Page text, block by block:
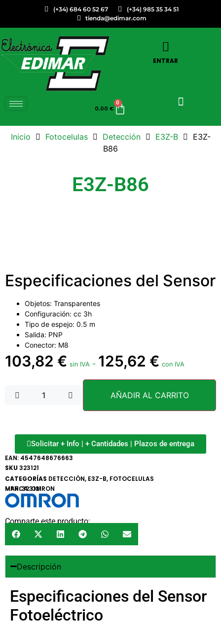
(+34) 684 60 52 67
(+34) 985 35 34 51
tienda@edimar.com
ENTRAR
0,00 €
0
Inicio Fotocelulas Detección E3Z-B
E3Z-
B86
E3Z-B86
Especificaciones del Sensor
Objetos: Transparentes
Configuración: cc 3h
Tipo de espejo: 0.5 m
Salida: PNP
Conector: M8
103,82 € sin IVA - 125,62 € con IVA
AÑADIR AL CARRITO
Solicitar + Info | + Cantidades | Plazos de entrega
EAN: 4547648676663
SKU323121
CATEGORÍAS DETECCIÓN, E3Z-B, FOTOCELULAS
MARCA:OMRON
MPN: 323121
Comparte este producto:
Descripción
Especificaciones del Sensor
Fotoeléctrico